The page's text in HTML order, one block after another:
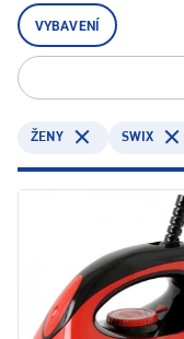
VYBAVENÍ
ŽENY SWIX